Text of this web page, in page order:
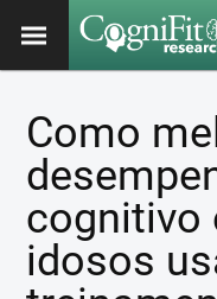
Como
cognitivo
idosos